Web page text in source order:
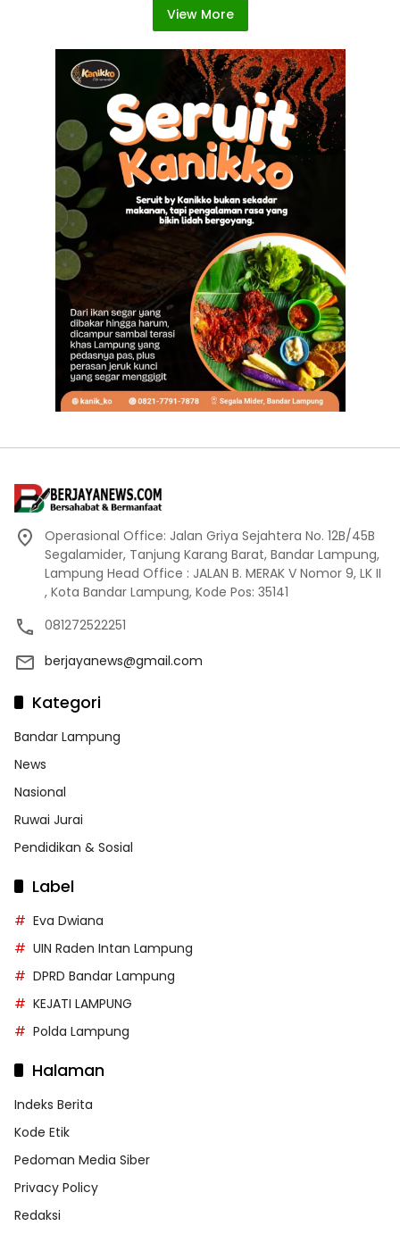
View More
Operasional Office: Jalan Griya Sejahtera No. 12B/45B
Segalamider, Tanjung Karang Barat, Bandar Lampung,
Lampung Head Office : JALAN B. MERAK V Nomor 9, LK II
, Kota Bandar Lampung, Kode Pos: 35141
081272522251
berjayanews@gmail.com
Kategori
Bandar Lampung
News
Nasional
Ruwai Jurai
Pendidikan & Sosial
Label
Eva Dwiana
UIN Raden Intan Lampung
DPRD Bandar Lampung
KEJATI LAMPUNG
Polda Lampung
Halaman
Indeks Berita
Kode Etik
Pedoman Media Siber
Privacy Policy
Redaksi